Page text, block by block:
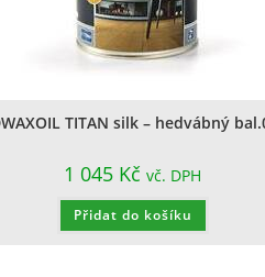
TITAN silk – hedvábný
1 045 Kč vč. DPH
Přidat do košíku